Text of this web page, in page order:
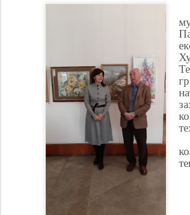
Людина, яка зберегла голос